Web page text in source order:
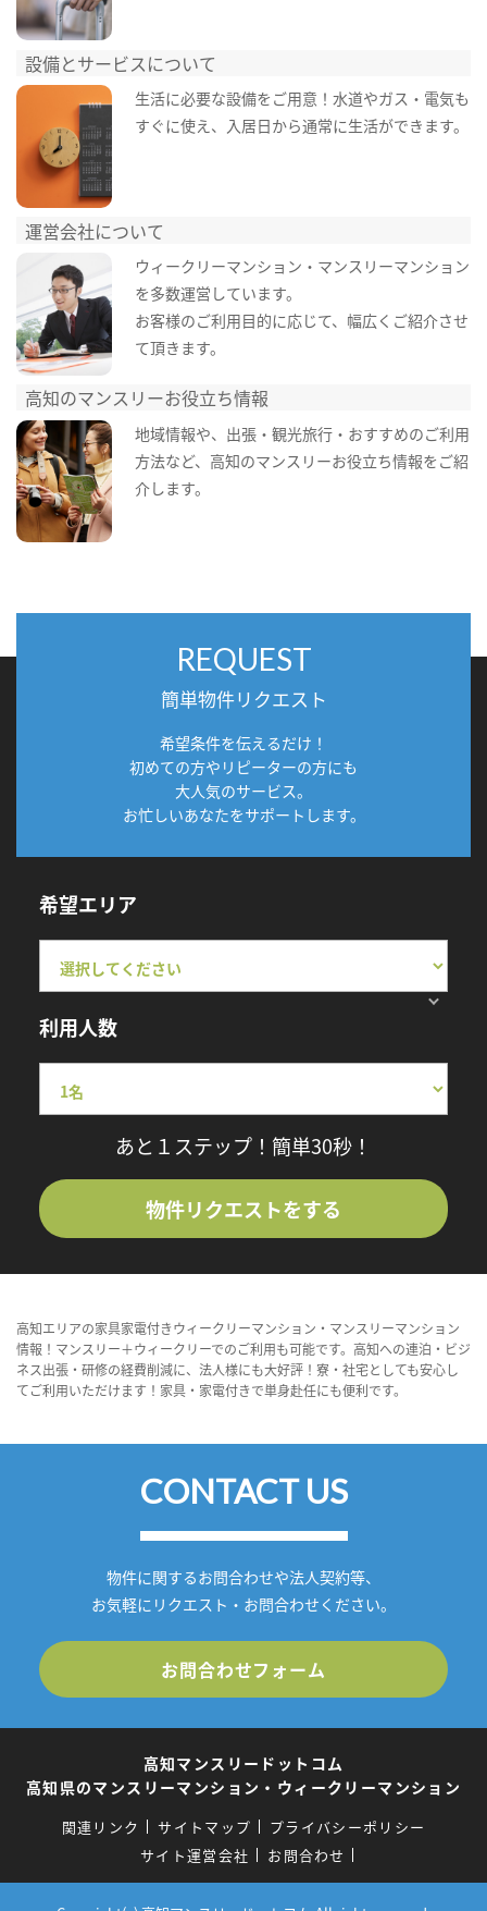
設備とサービスについて
生活に必要な設備をご用意！水道やガス・電気も
すぐに使え、入居日から通常に生活ができます。
運営会社について
ウィークリーマンション・マンスリーマンション
を多数運営しています。
お客様のご利用目的に応じて、幅広くご紹介させ
て頂きます。
高知のマンスリーお役立ち情報
地域情報や、出張・観光旅行・おすすめのご利用
方法など、高知のマンスリーお役立ち情報をご紹
介します。
REQUEST
簡単物件リクエスト
希望条件を伝えるだけ！
初めての方やリピーターの方にも
大人気のサービス。
お忙しいあなたをサポートします。
希望エリア
利用人数
あと１ステップ！簡単30秒！
物件リクエストをする
高知エリアの家具家電付きウィークリーマンション・マンスリーマンション
情報！マンスリー＋ウィークリーでのご利用も可能です。高知への連泊・ビジ
ネス出張・研修の経費削減に、法人様にも大好評！寮・社宅としても安心し
てご利用いただけます！家具・家電付きで単身赴任にも便利です。
CONTACT US
物件に関するお問合わせや法人契約等、
お気軽にリクエスト・お問合わせください。
お問合わせフォーム
高知マンスリードットコム
高知県のマンスリーマンション・ウィークリーマンション
関連リンク サイトマップ
プライバシーポリシー
サイト運営会社
お問合わせ